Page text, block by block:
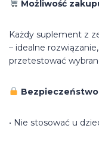
Możliwość
Każdy suplement z
– idealne
przetestować
• Nie stosować u